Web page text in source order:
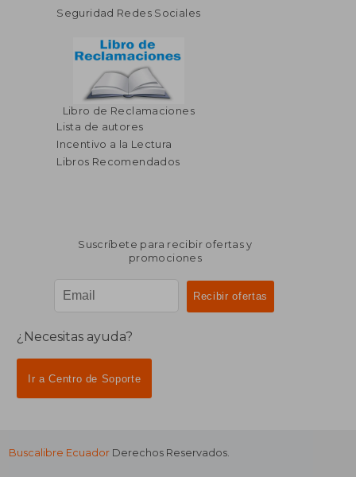
$ 43.19
$ 23.75
Seguridad Redes Sociales
Libro de Reclamaciones
Lista de autores
Incentivo a la Lectura
Libros Recomendados
Suscríbete para recibir ofertas y
promociones
¿Necesitas ayuda?
Ir a Centro de Soporte
Buscalibre Ecuador Derechos Reservados.